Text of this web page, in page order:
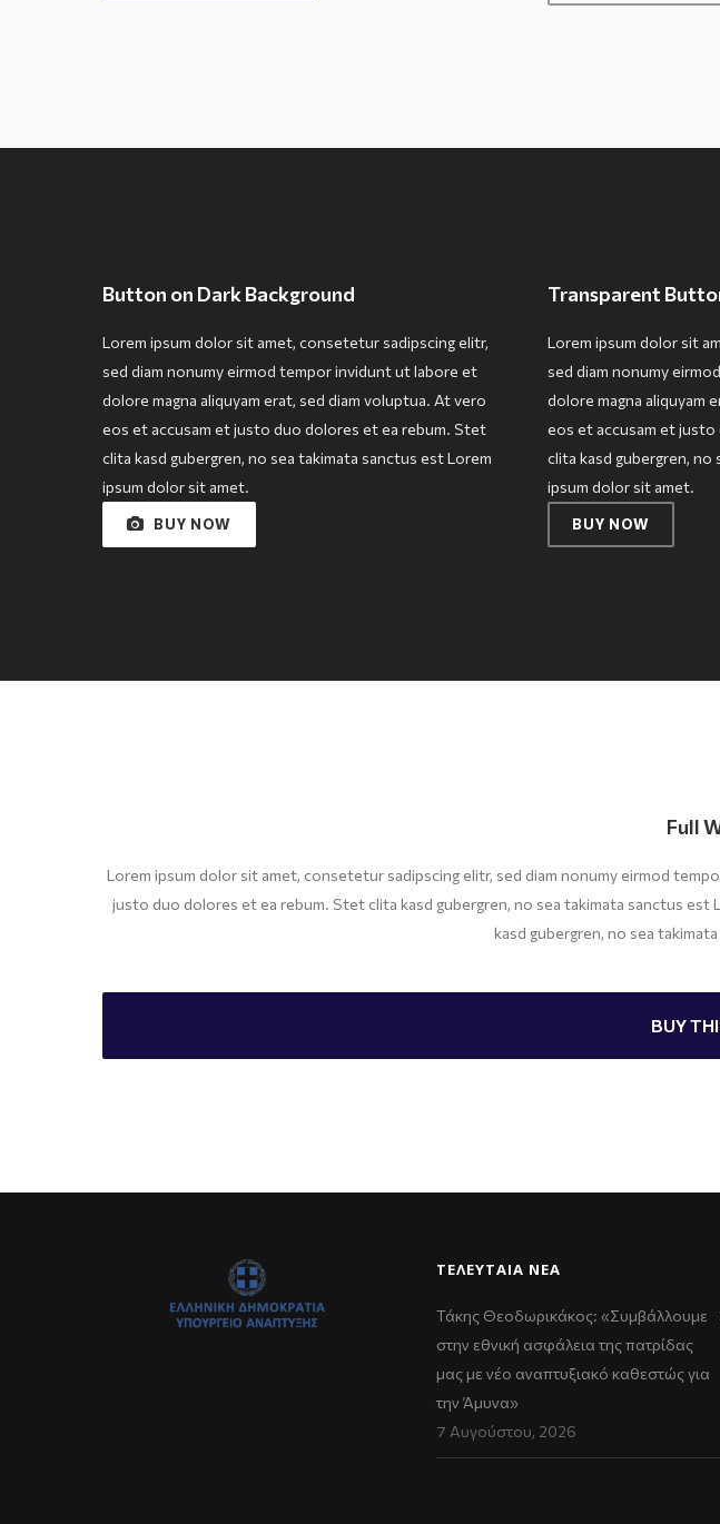
Button on Dark Background
Lorem ipsum dolor sit amet, consetetur sadipscing elitr,
sed diam nonumy eirmod tempor invidunt ut labore et
dolore magna aliquyam erat, sed diam voluptua. At vero
eos et accusam et justo duo dolores et ea rebum. Stet
clita kasd gubergren, no sea takimata sanctus est Lorem
ipsum dolor sit amet.
BUY NOW
Transparent
Lorem ipsum dolor sit
sed diam nonumy
dolore magna aliquyam
eos et accusam et
clita kasd gubergren, no
ipsum dolor sit amet.
BUY NOW
Full
Lorem ipsum dolor sit amet, consetetur sadipscing elitr, sed diam nonumy eirmod
justo duo dolores et ea rebum. Stet clita kasd gubergren, no sea takimata sanctus
kasd gubergren, no sea
BUY
ΤΕΛΕΥΤΑΊΑ ΝΈΑ
Τάκης Θεοδωρικάκος: «Συμβάλλουμε
στην εθνική ασφάλεια της πατρίδας
μας με νέο αναπτυξιακό καθεστώς για
την Άμυνα»
7 Αυγούστου, 2026